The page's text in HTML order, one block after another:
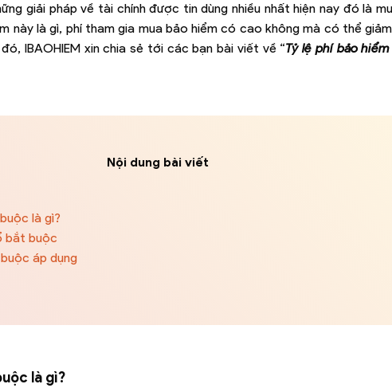
giải pháp về tài chính được tin dùng nhiều nhất hiện nay đó là
này là gì, phí tham gia mua bảo hiểm có cao không mà có thể
IBAOHIEM xin chia sẻ tới các bạn bài viết về “Tỷ lệ phí bảo
Nội dung bài viết
là gì?
bắt buộc
áp dụng
là gì?